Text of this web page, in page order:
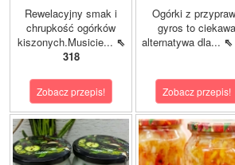
Rewelacyjny smak i
chrupkość ogórków
kiszonych.Musicie... ⇖
318
Zobacz przepis!
Ogórki z
gyros to ciekawa
alternatywa dla... ⇖
Zobacz przepis!